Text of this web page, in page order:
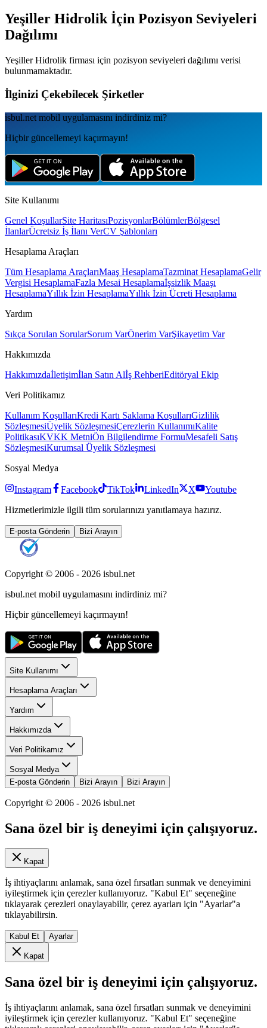
Yeşiller Hidrolikİçin Pozisyon Seviyeleri
Dağılımı
Yeşiller Hidrolik firması için pozisyon seviyeleri dağılımı verisi
bulunmamaktadır.
İlginizi Çekebilecek Şirketler
isbul.net mobil uygulamаsını indirdiniz mi?
Hiçbir güncellemeyi kaçırmayın!
Site Kullanımı
Genel KoşullarSite HaritasıPozisyonlarBölümlerBölgesel
İlanlarÜcretsiz İş İlanı VerCV Şablonları
Hesaplama Araçları
Tüm Hesaplama AraçlarıMaaş HesaplamaTazminat HesaplamaGelir
Vergisi HesaplamaFazla Mesai Hesaplamaİşsizlik Maaşı
HesaplamaYıllık İzin HesaplamaYıllık İzin Ücreti Hesaplama
Yardım
Sıkça Sorulan SorularSorum VarÖnerim VarŞikayetim Var
Hakkımızda
Hakkımızdaİletişimİlan Satın Alİş RehberiEditöryal Ekip
Veri Politikamız
Kullanım KoşullarıKredi Kartı Saklama KoşullarıGizlilik
SözleşmesiÜyelik SözleşmesiÇerezlerin KullanımıKalite
PolitikasıKVKK MetniÖn Bilgilendirme FormuMesafeli Satış
SözleşmesiKurumsal Üyelik Sözleşmesi
Sosyal Medya
Instagram Facebook TikTok LinkedIn X
Youtube
Hizmetlerimizle ilgili tüm sorularınızı yanıtlamaya hazırız.
E-posta Gönderin Bizi Arayın
Copyright © 2006 - 2026 isbul.net
isbul.net mobil uygulamasını indirdiniz mi?
Hiçbir güncellemeyi kaçırmayın!
Site Kullanımı
Hesaplama Araçları
Yardım
Hakkımızda
Veri Politikamız
Sosyal Medya
E-posta Gönderin
Bizi Arayın Bizi Arayın
Copyright © 2006 - 2026 isbul.net
Sana özel bir iş deneyimi için çalışıyoruz.
Kapat
İş ihtiyaçlarını anlamak, sana özel fırsatları sunmak ve deneyimini
iyileştirmek için çerezler kullanıyoruz. "Kabul Et" seçeneğine
tıklayarak çerezleri onaylayabilir, çerez ayarları için "Ayarlar"a
tıklayabilirsin.
Kabul Et Ayarlar
Kapat
Sana özel bir iş deneyimi için çalışıyoruz.
İş ihtiyaçlarını anlamak, sana özel fırsatları sunmak ve deneyimini
iyileştirmek için çerezler kullanıyoruz. "Kabul Et" seçeneğine